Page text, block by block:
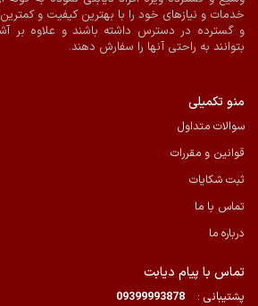
خدمات و نیازهای خود را با بهترین کیفیت و
و گسترده در دسترس داشته باشند و علاوه بر
بتوانند به راحتی آنها را سفارش دهند.
منو تکمیلی
سوالات متداول
قوانین و مقررات
ثبت شکایات
تماس با ما
درباره ما
تماس با پیام دیابت
پشتیبانی :
09399993878